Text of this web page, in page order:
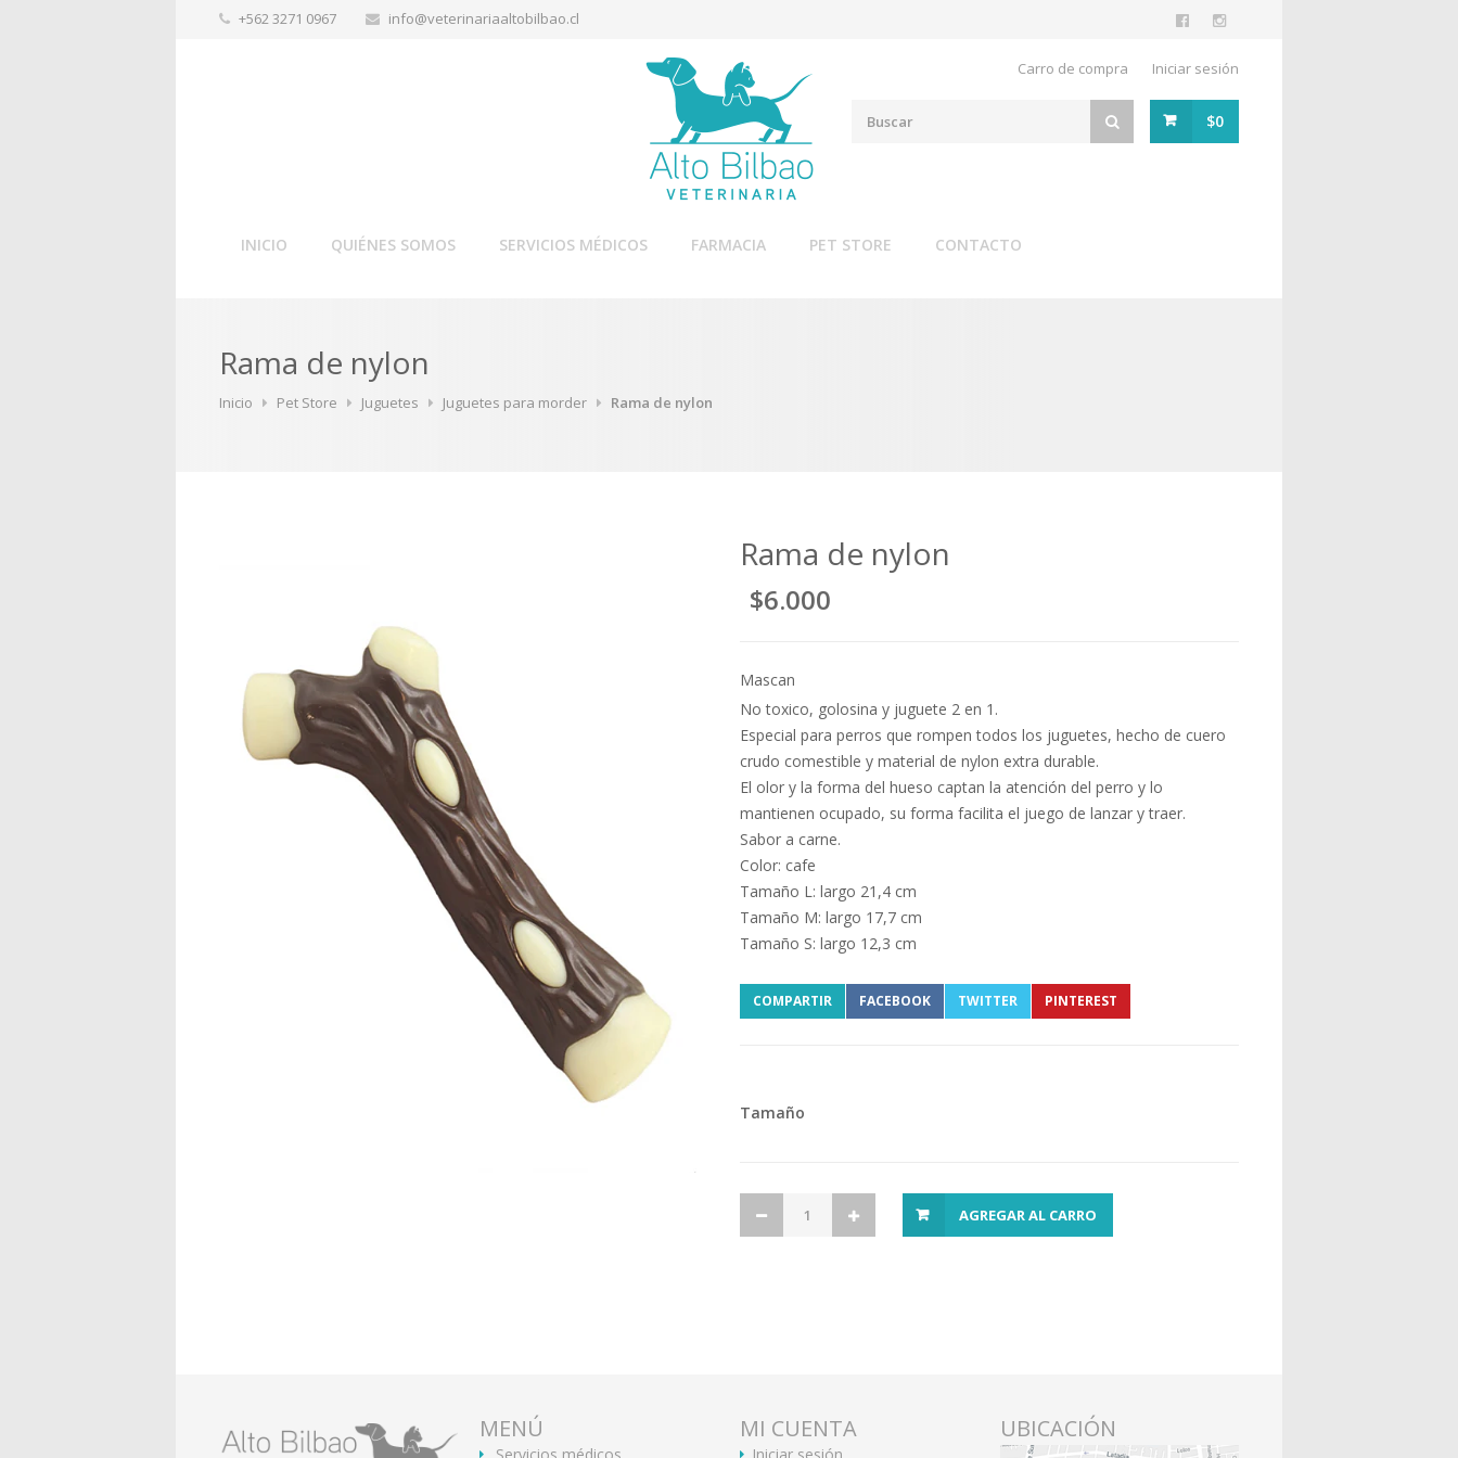
+562 3271 0967 info@veterinariaaltobilbao.cl
Carro de compra Iniciar sesión
$0
INICIO QUIÉNES SOMOS SERVICIOS MÉDICOS FARMACIA PET STORE CONTACTO
Rama de nylon
Inicio Pet Store Juguetes Juguetes para morder Rama de nylon
Rama de nylon
$6.000
Mascan
No toxico, golosina y juguete 2 en 1.
Especial para perros que rompen todos los juguetes, hecho de cuero
crudo comestible y material de nylon extra durable.
El olor y la forma del hueso captan la atención del perro y lo
mantienen ocupado, su forma facilita el juego de lanzar y traer.
Sabor a carne.
Color: cafe
Tamaño L: largo 21,4 cm
Tamaño M: largo 17,7 cm
Tamaño S: largo 12,3 cm
COMPARTIR FACEBOOK TWITTER PINTEREST
Tamaño
AGREGAR AL CARRO
MENÚ MI CUENTA UBICACIÓN